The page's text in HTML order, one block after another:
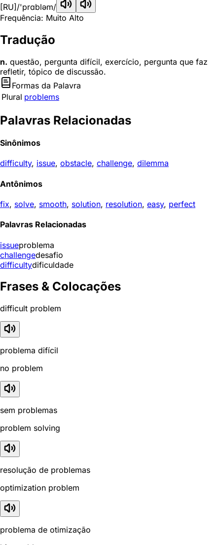
[RU] /'prɑbləm/
Frequência: Muito Alto
Tradução
n. questão, pergunta difícil, exercício, pergunta que faz
refletir, tópico de discussão.
Formas da Palavra
Plural problems
Palavras Relacionadas
Sinônimos
difficulty, issue, obstacle, challenge, dilemma
Antônimos
fix, solve, smooth, solution, resolution, easy, perfect
Palavras Relacionadas
issueproblema
challengedesafio
difficultydificuldade
Frases & Colocações
difficult problem
problema difícil
no problem
sem problemas
problem solving
resolução de problemas
optimization problem
problema de otimização